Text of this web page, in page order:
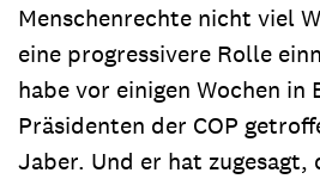
Menschenrechte nicht viel
eine progressivere Rolle
habe vor einigen Wochen in
Präsidenten der COP
Jaber. Und er hat zugesagt,